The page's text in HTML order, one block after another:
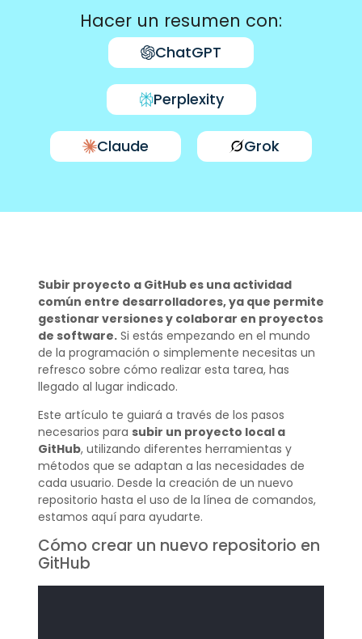
Hacer un resumen con:
ChatGPT
Perplexity
Claude Grok
Subir proyecto a GitHub es una actividad
común entre desarrolladores, ya que permite
gestionar versiones y colaborar en proyectos
de software.Si estás empezando en el mundo
de la programación o simplemente necesitas un
refresco sobre cómo realizar esta tarea, has
llegado al lugar indicado.
Este artículo te guiará a través de los pasos
necesarios para subir un proyecto local a
GitHub, utilizando diferentes herramientas y
métodos que se adaptan a las necesidades de
cada usuario. Desde la creación de un nuevo
repositorio hasta el uso de la línea de comandos,
estamos aquí para ayudarte.
Cómo crear un nuevo repositorio en
GitHub